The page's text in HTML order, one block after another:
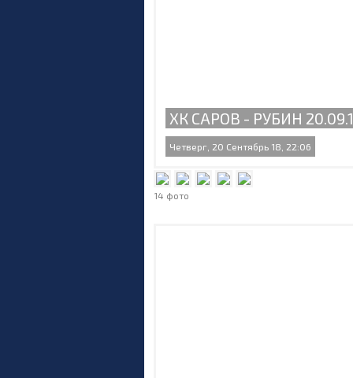
ХК САРОВ - РУБИН
Четверг, 20 Сентябрь 18, 22:06
14 фото